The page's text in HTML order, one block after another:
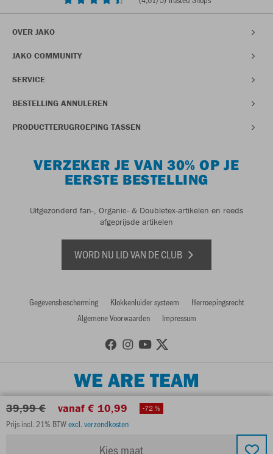
39,99 € vanaf € 10,99 -72 %
Prijs incl. 21% BTWexcl. verzendkosten
Kies maat
OVER JAKO
JAKO COMMUNITY
SERVICE
BESTELLING ANNULEREN
PRODUCTTERUGROEPING TASSEN
VERZEKER JE VAN 30% OP JE
EERSTE BESTELLING
Uitgezonderd fan-, Organic- & Doubletex-artikelen en reeds
afgeprijsde artikelen
WORD NU LID VAN DE CLUB
Gegevensbescherming Klokkenluider systeem
Herroepingsrecht
Algemene Voorwaarden
Impressum
WE ARE TEAM